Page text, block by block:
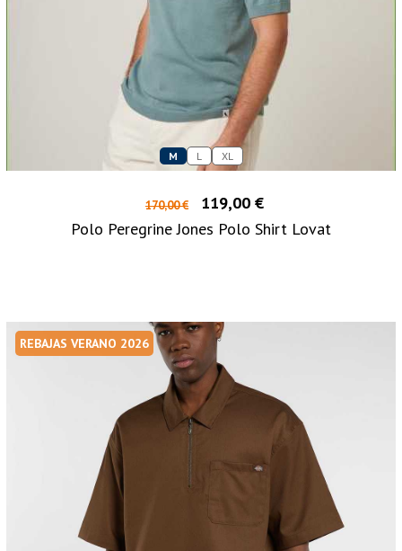
M L XL
170,00 €
119,00 €
Polo Peregrine Jones Polo Shirt Lovat
REBAJAS VERANO 2026